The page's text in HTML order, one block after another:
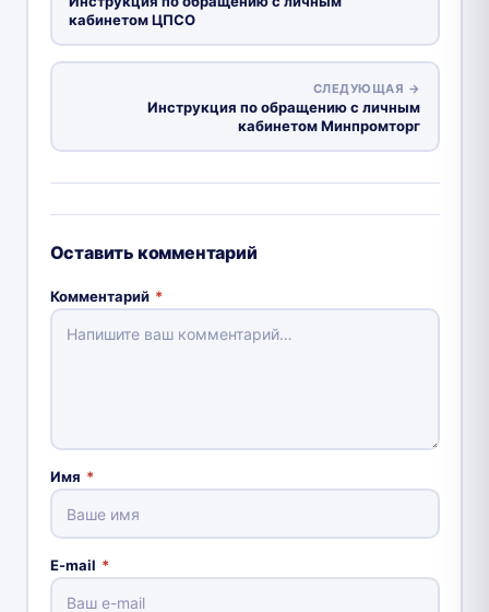
кабинетом ЦПСО
СЛЕДУЮЩАЯ →
Инструкция по обращению с личным
кабинетом Минпромторг
Оставить комментарий
Комментарий *
Имя *
E-mail *